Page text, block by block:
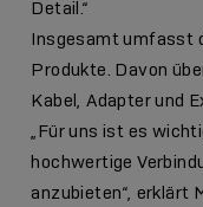
Detail.“
Insgesamt umfasst
Produkte. Davon
Kabel, Adapter und
„Für uns ist es
hochwertige
anzubieten“, erklärt